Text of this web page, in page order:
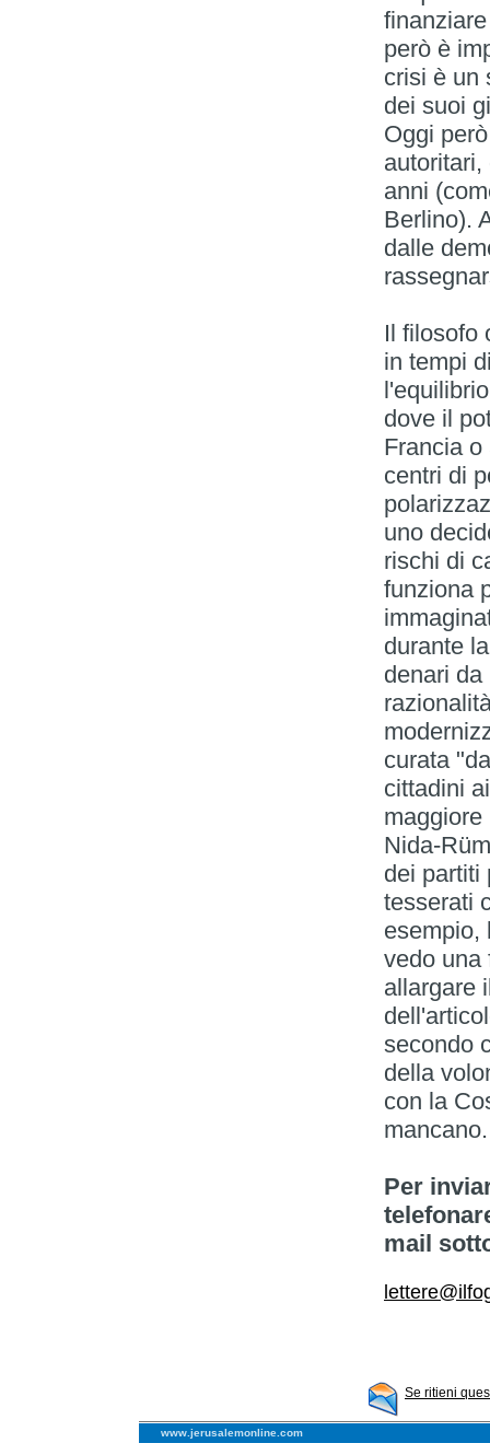
però è
crisi è un
dei suoi
Oggi
anni
Berlino).
dalle
Il filosofo
in tempi
dove il
Francia
centri di
uno
rischi di
funziona
durante
denari
curata
cittadini
Nida-
dei partiti
tesserati
esempio,
vedo una
allargare
secondo
della
con la
mancano.
Per
mail
Se ritieni
www.jerusalemonline.com